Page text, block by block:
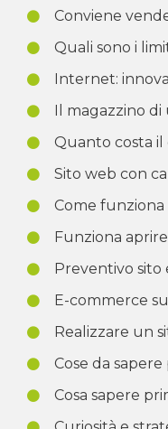
Conviene
Quali sono i
Internet:
Il magazzino
Quanto costa
Sito web con
Come
Funziona
Preventivo sito
E-commerce
Realizzare un
Cose da
Cosa sapere